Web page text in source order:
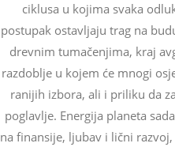
ciklusa u kojima svaka
postupak ostavljaju trag na
drevnim tumačenjima, kraj
razdoblje u kojem će mnogi
ranijih izbora, ali i priliku da
poglavlje. Energija planeta
na finansije, ljubav i lični